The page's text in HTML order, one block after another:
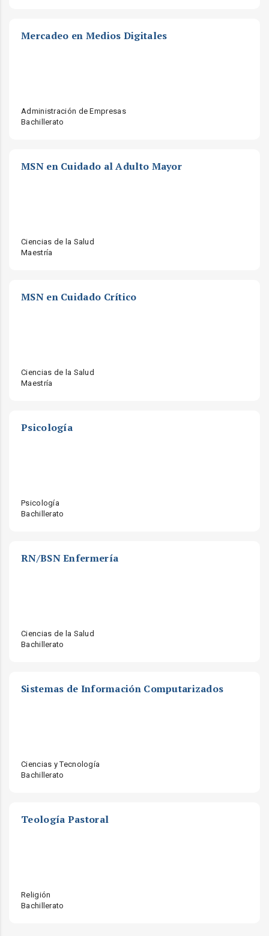
Mercadeo en Medios Digitales
Administración de Empresas
Bachillerato
MSN en Cuidado al Adulto Mayor
Ciencias de la Salud
Maestría
MSN en Cuidado Crítico
Ciencias de la Salud
Maestría
Psicología
Psicología
Bachillerato
RN/BSN Enfermería
Ciencias de la Salud
Bachillerato
Sistemas de Información Computarizados
Ciencias y Tecnología
Bachillerato
Teología Pastoral
Religión
Bachillerato